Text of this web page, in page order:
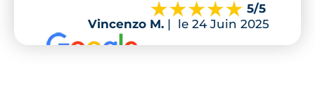
5/5
Vincenzo M. | le 24 Juin 2025